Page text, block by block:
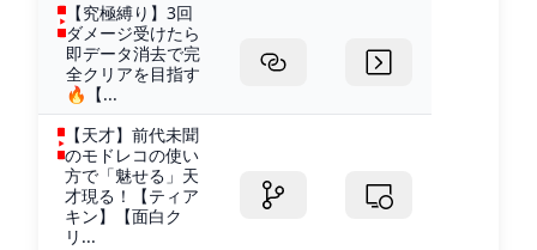
【究極縛り】3回
ダメージ受けたら
即データ消去で完
全クリアを目指す
🔥【...
【天才】前代未聞
のモドレコの使い
方で「魅せる」天
才現る！【ティア
キン】【面白ク
リ...